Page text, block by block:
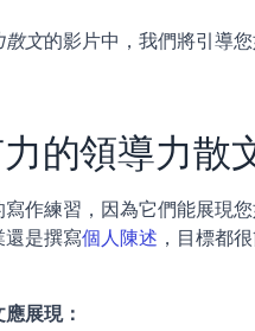
散文的影片中，我們將引導
的領導力散
作練習，因為它們能展現
還是撰寫個人陳述 ，目標都
展現：